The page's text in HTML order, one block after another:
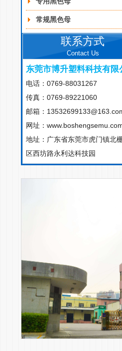
常规黑色母
联系方式
Contact Us
东莞市博升塑料科技有限
电话：0769-88031267
传真：0769-89221060
邮箱：
网址：
地址：广东省东莞市虎门镇北
区西坊路永利达科技园